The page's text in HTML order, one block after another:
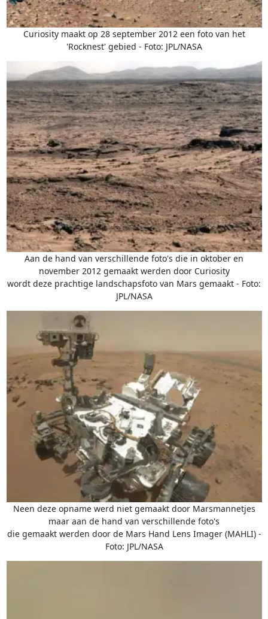
Curiosity maakt op 28 september 2012 een foto van het
'Rocknest' gebied - Foto: JPL/NASA
Aan de hand van verschillende foto's die in oktober en
november 2012 gemaakt werden door Curiosity
wordt deze prachtige landschapsfoto van Mars gemaakt - Foto:
JPL/NASA
Neen deze opname werd niet gemaakt door Marsmannetjes
maar aan de hand van verschillende foto's
die gemaakt werden door de Mars Hand Lens Imager (MAHLI) -
Foto: JPL/NASA